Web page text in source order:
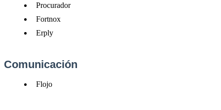
Procurador
Fortnox
Erply
Comunicación
Flojo